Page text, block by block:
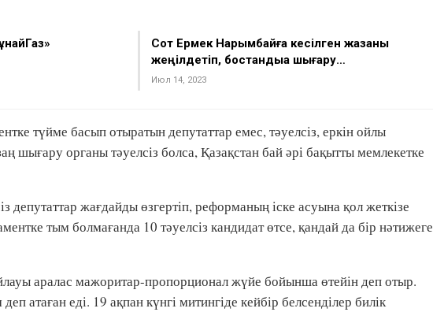
Сот Ермек Нарымбайға кесілген жазаны
жеңілдетіп, бостандыққа шығару…
Июл 14, 2023
түйме басып отыратын депутаттар емес, тәуелсіз, еркін ойлы
шығару органы тәуелсіз болса, Қазақстан бай әрі бақытты мемлекетке
депутаттар жағдайды өзгертіп, реформаның іске асуына қол жеткізе
тым болмағанда 10 тәуелсіз кандидат өтсе, қандай да бір нәтижеге
аралас мажоритар-пропорционал жүйе бойынша өтейін деп отыр.
атаған еді. 19 ақпан күнгі митингіде кейбір белсенділер билік